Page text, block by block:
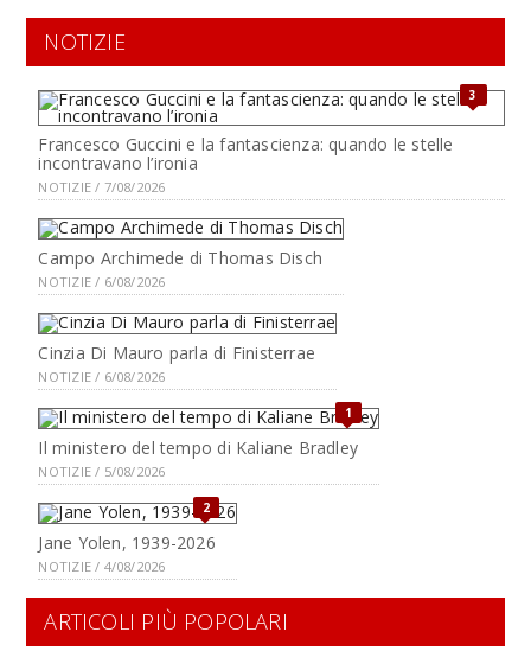
NOTIZIE
3
Francesco Guccini e la fantascienza: quando le stelle
incontravano l’ironia
NOTIZIE / 7/08/2026
Campo Archimede di Thomas Disch
NOTIZIE / 6/08/2026
Cinzia Di Mauro parla di Finisterrae
NOTIZIE / 6/08/2026
1
Il ministero del tempo di Kaliane Bradley
NOTIZIE / 5/08/2026
2
Jane Yolen, 1939-2026
NOTIZIE / 4/08/2026
ARTICOLI PIÙ POPOLARI